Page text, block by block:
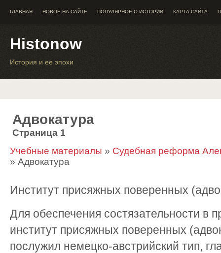
ГЛАВНАЯ НОВОЕ НА САЙТЕ ПОПУЛЯРНОЕ О ИСТОРИИ КАРТА САЙТА
Histonow
История и ее эпохи
Адвокатура
Страница 1
Учебные материалы » Судебная реформа
» Адвокатура
Институт присяжных поверенных
Для обеспечения состязательности в
институт присяжных поверенных
послужил немецко-австрийский тип,